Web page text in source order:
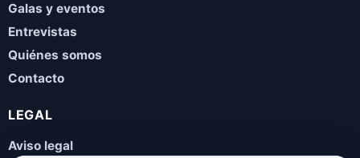
Galas y eventos
Entrevistas
Quiénes somos
Contacto
LEGAL
Aviso legal